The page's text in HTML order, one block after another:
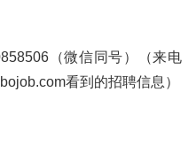
（微信同号）（来电
看到的招聘信息）